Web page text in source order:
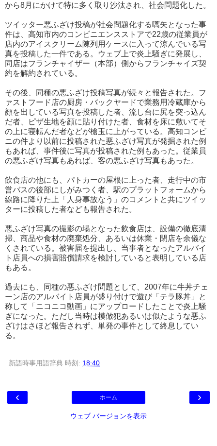
から8月にかけて特に多く取り沙汰され、社会問題化した。
ツイッター悪ふざけ投稿が社会問題化する嚆矢となった事
件は、高知市内のコンビニエンスストアで22歳の従業員が
店内のアイスクリーム陳列用ケースに入って涼んでいる写
真を投稿した一件である。ウェブ上で炎上騒ぎに発展し、
同店はフランチャイザー（本部）側からフランチャイズ契
約を解約されている。
その後、同種の悪ふざけ投稿写真が続々と報告された。フ
ァストフード店の厨房・バックヤードで業務用冷蔵庫から
顔を出している写真を投稿した者、流し台に尻を突っ込ん
だ者、ピザ生地を顔に貼り付けた者、食材を床に敷いてそ
の上に寝転んだ者などが槍玉に上がっている。高知コンビ
ニの件より以前に投稿された悪ふざけ写真が発掘された例
もあれば、事件後に写真が投稿された例もあった。従業員
の悪ふざけ写真もあれば、客の悪ふざけ写真もあった。
飲食店の他にも、パトカーの屋根に上った者、走行中の市
営バスの後部にしがみつく者、駅のプラットフォームから
線路に降りた上「人身事故なう」のコメントと共にツイッ
ターに投稿した者なども報告された。
悪ふざけ写真の撮影の場となった飲食店は、設備の徹底清
掃、商品や食材の廃棄処分、あるいは休業・閉店を余儀な
くされている。被害届を提出し、当事者となったアルバイ
ト店員への損害賠償請求を検討していると表明している店
もある。
過去にも、同種の悪ふざけ問題として、2007年に牛丼チェ
ーン店のアルバイト店員が盛り付けで遊び「テラ豚丼」と
称して「ニコニコ動画」にアップロードしたことで炎上騒
ぎになった。ただし当時は模倣犯あるいは似たような悪ふ
ざけはさほど報告されず、単発の事件として終息してい
る。
新語時事用語辞典 時刻: 18:40
‹ ›
ホーム
ウェブ バージョンを表示